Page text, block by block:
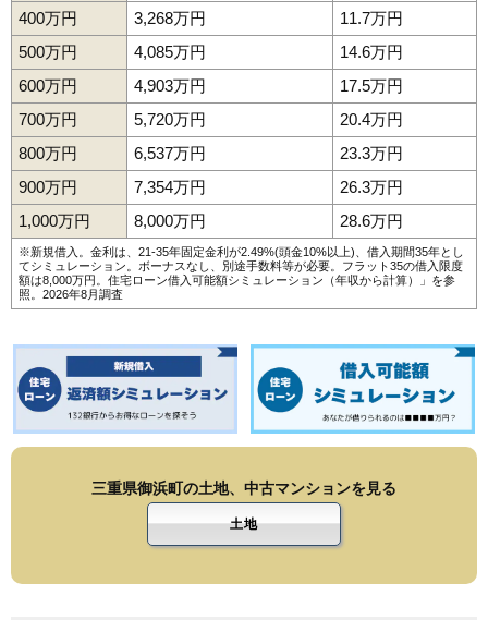
400万円
3,268万円
11.7万円
500万円
4,085万円
14.6万円
600万円
4,903万円
17.5万円
700万円
5,720万円
20.4万円
800万円
6,537万円
23.3万円
900万円
7,354万円
26.3万円
1,000万円
8,000万円 28.6万円
※新規借入。金利は、21-35年固定金利が2.49%(頭金10%以上)、借入期間35年とし
てシミュレーション。ボーナスなし、別途手数料等が必要。フラット35の借入限度
額は8,000万円。 住宅ローン借入可能額シミュレーション（年収から計算）
」を参
照。2026年8月調査
三重県御浜町の土地、中古マンションを見る
土地